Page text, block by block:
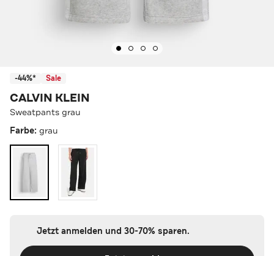
-44%* Sale
CALVIN KLEIN
Sweatpants grau
Farbe: grau
Jetzt anmelden und 30-70% sparen.